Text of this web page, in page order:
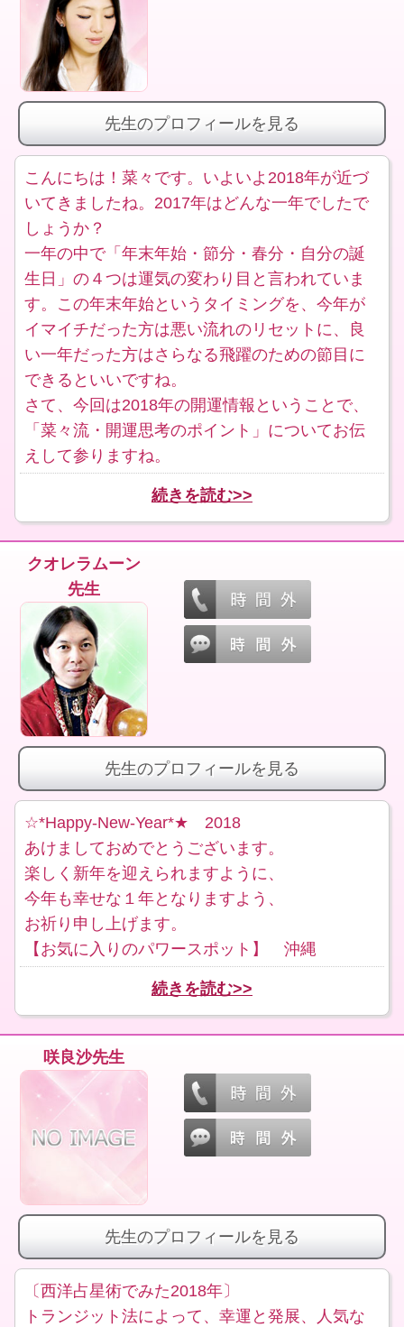
先生のプロフィールを見る
こんにちは！菜々です。いよいよ2018年が近づ
いてきましたね。2017年はどんな一年でしたで
しょうか？
一年の中で「年末年始・節分・春分・自分の誕
生日」の４つは運気の変わり目と言われていま
す。この年末年始というタイミングを、今年が
イマイチだった方は悪い流れのリセットに、良
い一年だった方はさらなる飛躍のための節目に
できるといいですね。
さて、今回は2018年の開運情報ということで、
「菜々流・開運思考のポイント」についてお伝
えして参りますね。
続きを読む>>
クオレラムーン
先生
先生のプロフィールを見る
☆*Happy-New-Year*★ 2018
あけましておめでとうございます。
楽しく新年を迎えられますように、
今年も幸せな１年となりますよう、
お祈り申し上げます。
【お気に入りのパワースポット】 沖縄
続きを読む>>
咲良沙先生
先生のプロフィールを見る
〔西洋占星術でみた2018年〕
トランジット法によって、幸運と発展、人気な